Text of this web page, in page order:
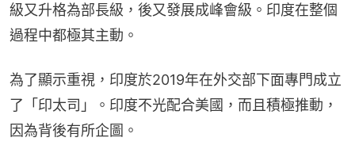
級又升格為部長級，後又發展成峰會級。印度在整個
過程中都極其主動。
為了顯示重視，印度於2019年在外交部下面專門成立
了「印太司」。印度不光配合美國，而且積極推動，
因為背後有所企圖。